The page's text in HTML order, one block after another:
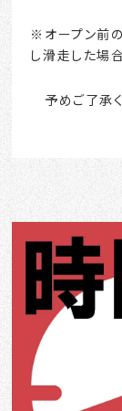
※オープン前
し滑走した場
予めご了承く